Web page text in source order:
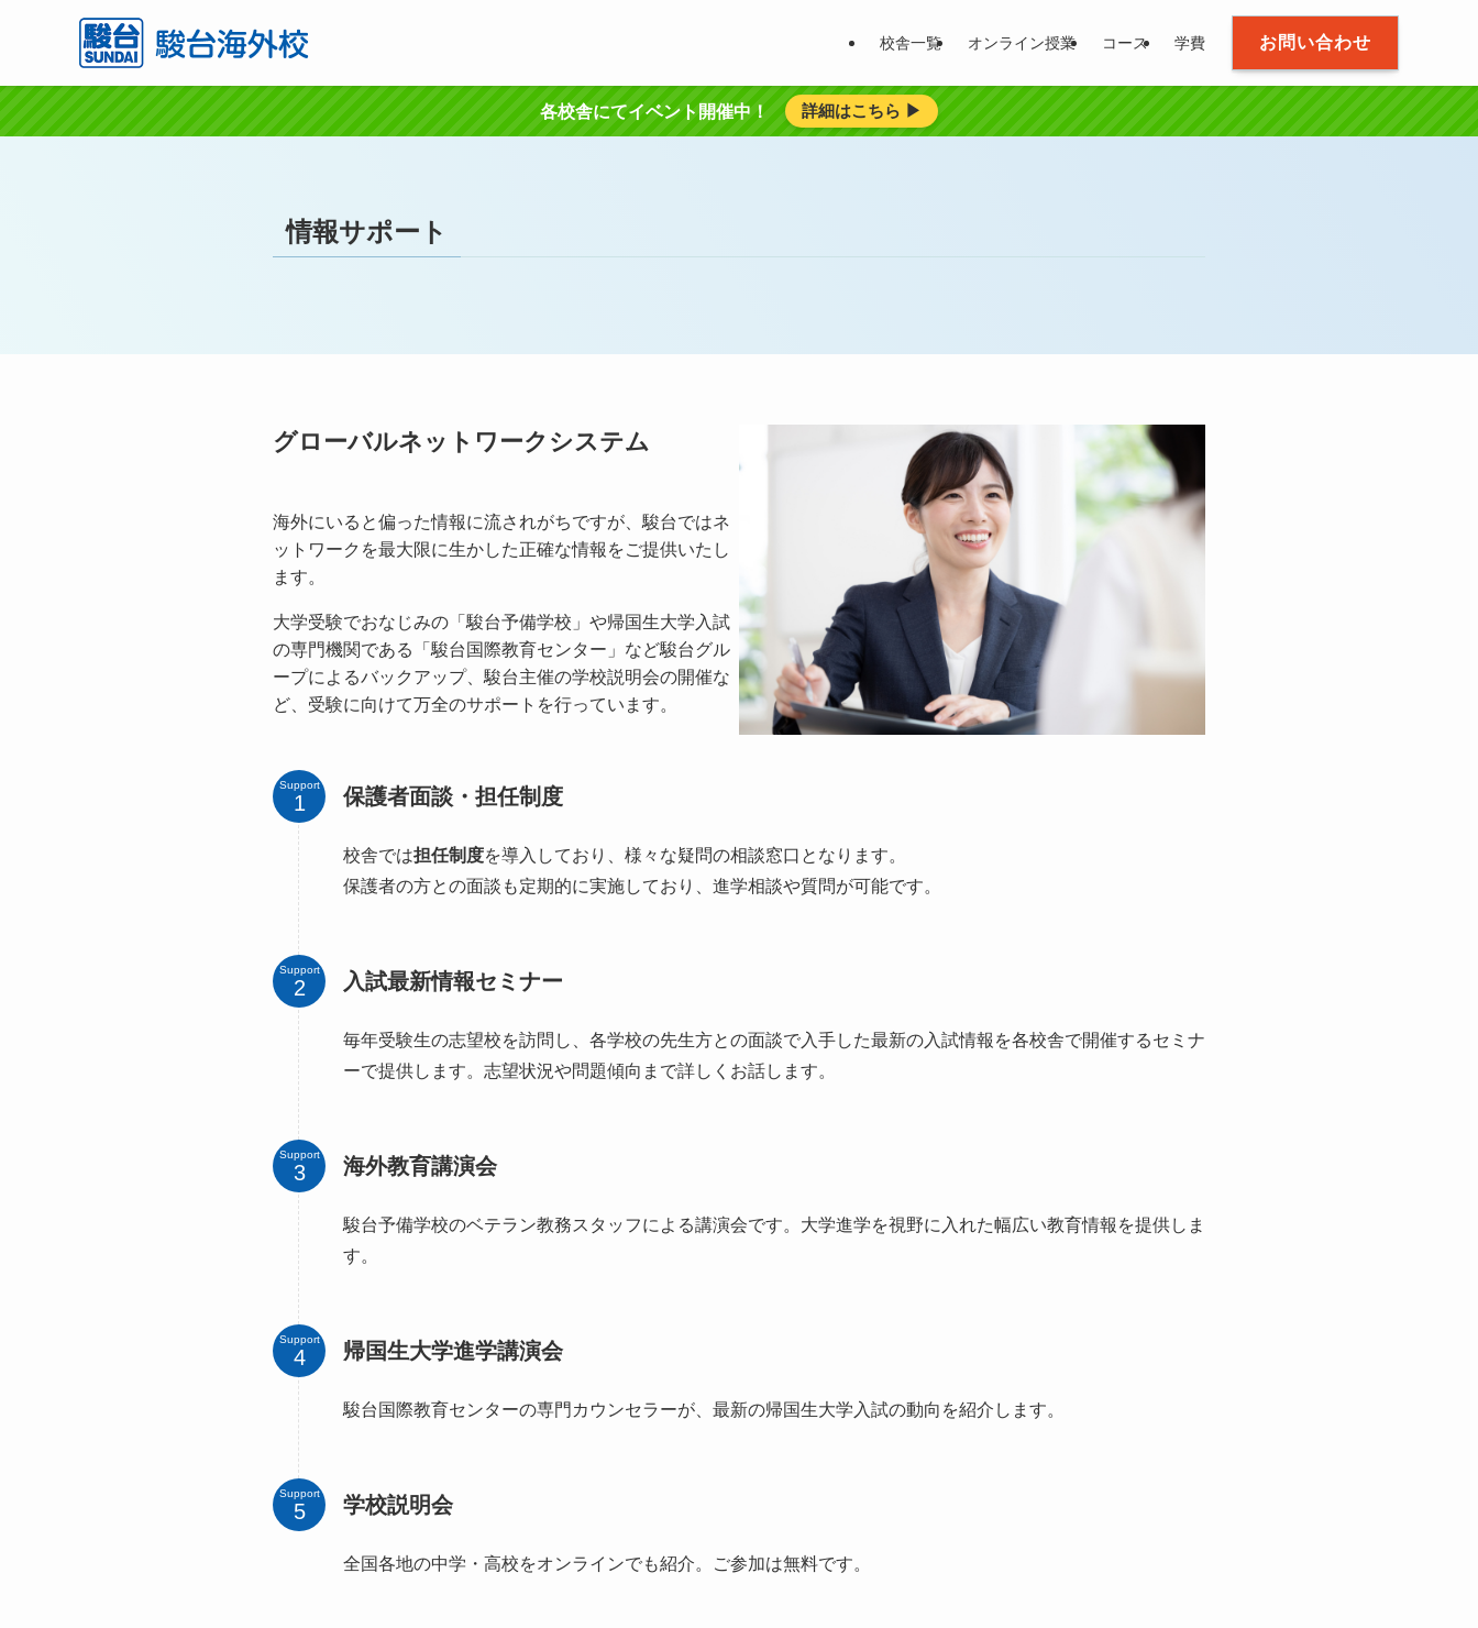
校舎一覧 オンライン授業 コース 学費 お問い合わせ
各校舎にてイベント開催中！ 詳細はこちら ▶︎
情報サポート
グローバルネットワークシステム
海外にいると偏った情報に流されがちですが、駿台ではネ
ットワークを最大限に生かした正確な情報をご提供いたし
ます。
大学受験でおなじみの「駿台予備学校」や帰国生大学入試
の専門機関である「駿台国際教育センター」など駿台グル
ープによるバックアップ、駿台主催の学校説明会の開催な
ど、受験に向けて万全のサポートを行っています。
Support 保護者面談・担任制度
校舎では担任制度を導入しており、様々な疑問の相談窓口となります。
保護者の方との面談も定期的に実施しており、進学相談や質問が可能です。
Support 入試最新情報セミナー
毎年受験生の志望校を訪問し、各学校の先生方との面談で入手した最新の入試情報を各校舎で開催するセミナ
ーで提供します。志望状況や問題傾向まで詳しくお話します。
Support 海外教育講演会
駿台予備学校のベテラン教務スタッフによる講演会です。大学進学を視野に入れた幅広い教育情報を提供しま
す。
Support 帰国生大学進学講演会
駿台国際教育センターの専門カウンセラーが、最新の帰国生大学入試の動向を紹介します。
Support 学校説明会
全国各地の中学・高校をオンラインでも紹介。ご参加は無料です。